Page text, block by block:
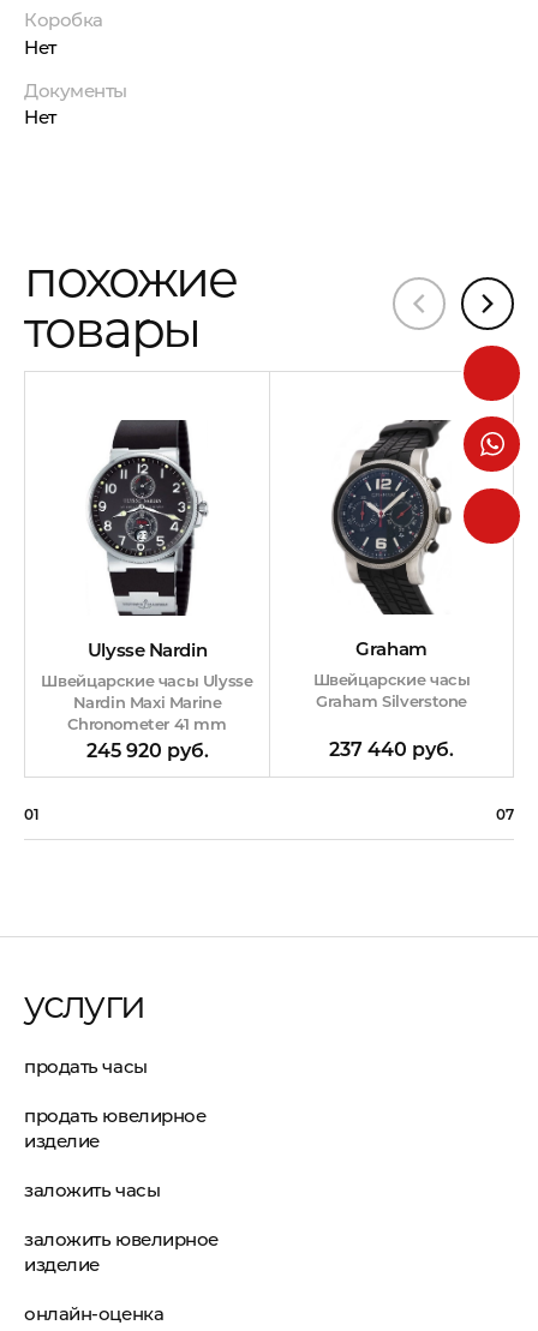
Коробка
Нет
Документы
Нет
похожие
товары
Ulysse Nardin
Швейцарские часы Ulysse
Nardin Maxi Marine
Chronometer 41 mm
245 920 руб.
Graham
Швейцарские часы
Graham Silverstone
237 440 руб.
01 07
услуги
продать часы
продать ювелирное
изделие
заложить часы
заложить ювелирное
изделие
онлайн-оценка